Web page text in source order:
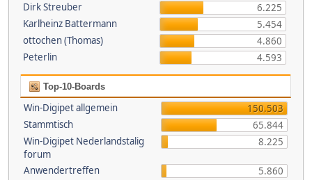
Dirk Streuber
6.225
Karlheinz Battermann
5.454
ottochen (Thomas)
4.860
Peterlin
4.593
Top-10-Boards
Win-Digipet allgemein
150.503
Stammtisch
65.844
Win-Digipet Nederlandstalig
forum
8.225
Anwendertreffen
5.860